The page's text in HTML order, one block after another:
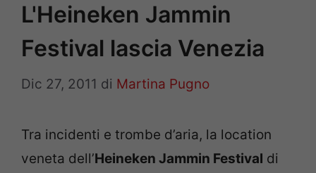
L'Heineken Jammin
Festival lascia Venezia
Dic 27, 2011 di Martina Pugno
Tra incidenti e trombe d’aria, la location
veneta dell’Heineken Jammin Festival di